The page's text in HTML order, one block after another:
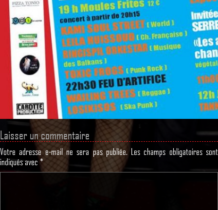
Laisser un commentaire
Votre adresse e-mail ne sera pas publiée. Les champs obligatoires sont
indiqués avec *